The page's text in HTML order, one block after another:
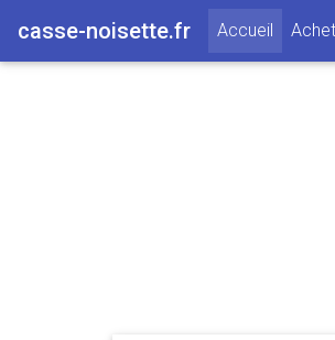
casse-noisette.fr Accueil (current)